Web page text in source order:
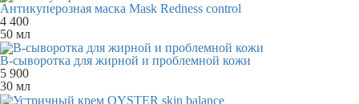
Антикуперозная маска Mask Redness control
4 400
50 мл
B-сыворотка для жирной и проблемной кожи
5 900
30 мл